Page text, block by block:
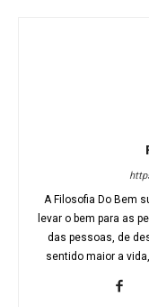
A Filosofia Do Bem
levar o bem para as
das pessoas, de
sentido maior a